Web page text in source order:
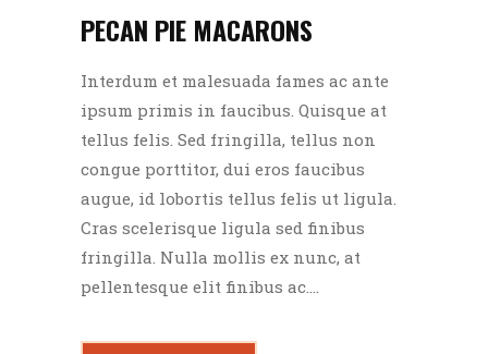
PECAN PIE MACARONS
Interdum et malesuada fames ac ante
ipsum primis in faucibus. Quisque at
tellus felis. Sed fringilla, tellus non
congue porttitor, dui eros faucibus
augue, id lobortis tellus felis ut ligula.
Cras scelerisque ligula sed finibus
fringilla. Nulla mollis ex nunc, at
pellentesque elit finibus ac....